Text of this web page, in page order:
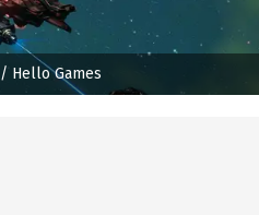
/ Hello Games